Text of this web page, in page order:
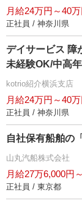
月給24万円～40
正社員 / 神奈川県
デイサービス 障
未経験OK/中高
kotrio紹介横浜支店
月給24万円～40
正社員 / 神奈川県
自社保有船舶の
山丸汽船株式会社
月給27万6,000円
正社員 / 東京都